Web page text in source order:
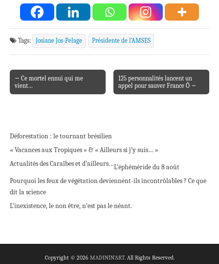
Tags: Josiane Jos-Pelage Présidente de l'AMSES
Post navigation
← Ce mortel ennui qui me
vient…
125 personnalités lancent un
appel pour sauver France Ô →
Déforestation : le tournant brésilien
« Vacances aux Tropiques » & « Ailleurs si j’y suis… »
Actualités des Caraïbes et d’ailleurs…L’éphéméride du 8 août
Pourquoi les feux de végétation deviennent-ils incontrôlables ? Ce que
dit la science
L’inexistence, le non être, n’est pas le néant.
Copyright © 2026 MADININ'ART. All Rights Reserved.